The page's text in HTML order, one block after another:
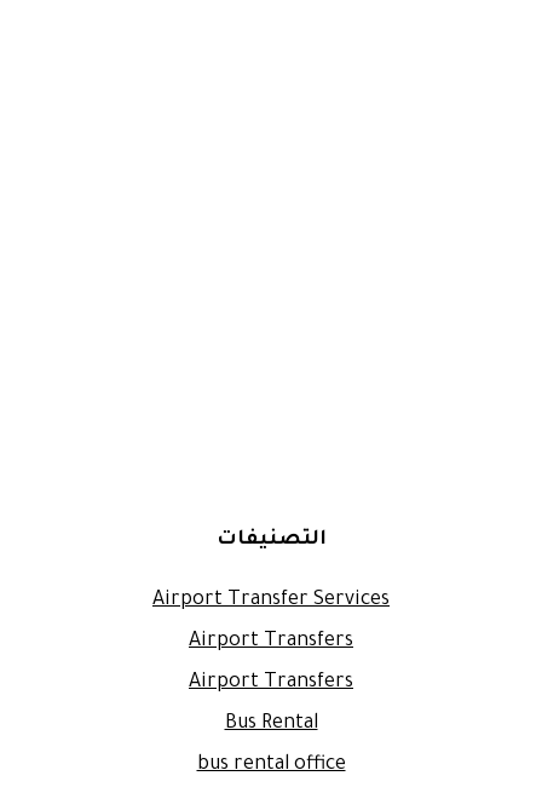
التصنيفات
Airport Transfer Services
Airport Transfers
Airport Transfers
Bus Rental
bus rental office